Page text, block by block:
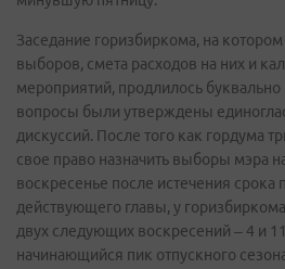
Заседание горизбиркома, на
выборов, смета расходов на них и
мероприятий, продлилось буквально
вопросы были утверждены
дискуссий. После того как гордума
свое право назначить выборы мэра
воскресенье после истечения срока
действующего главы, у
двух следующих воскресений – 4 и
начинающийся пик отпускного